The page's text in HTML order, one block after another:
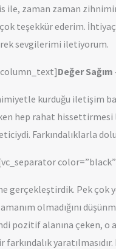
zaman zaman
teşekkür ederim. İhtiyaç
sevgilerimi iletiyorum.
Değer
kurduğu iletişim
hep rahat hissettirmesi
Farkındalıklarla
gerçekleştirdik. Pek
olmadığını
pozitif alanına çeken,